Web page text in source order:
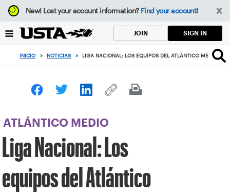
Enfoque
desde
botón
volver
principio
New!Lost your account information? Find your account!
JOIN SIGN IN
INICIO > NOTICIAS > LIGA NACIONAL: LOS EQUIPOS DEL ATLÁNTICO MEDIO SE
ATLÁNTICO MEDIO
Liga Nacional: Los
equipos del Atlántico